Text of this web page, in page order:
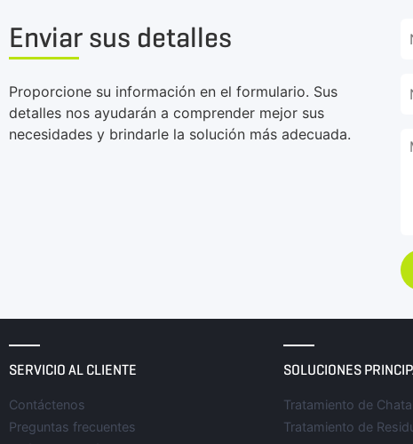
Enviar sus detalles
Proporcione su información en el formulario. Sus
detalles nos ayudarán a comprender mejor sus
necesidades y brindarle la solución más adecuada.
SERVICIO AL CLIENTE
Contáctenos
Preguntas frecuentes
SOLUCIONES
Tratamiento de
Tratamiento de